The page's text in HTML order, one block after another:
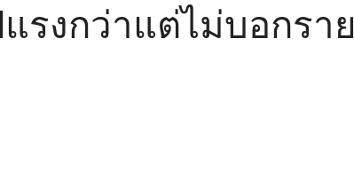
รงกว่าแต่ไม่บอกราย